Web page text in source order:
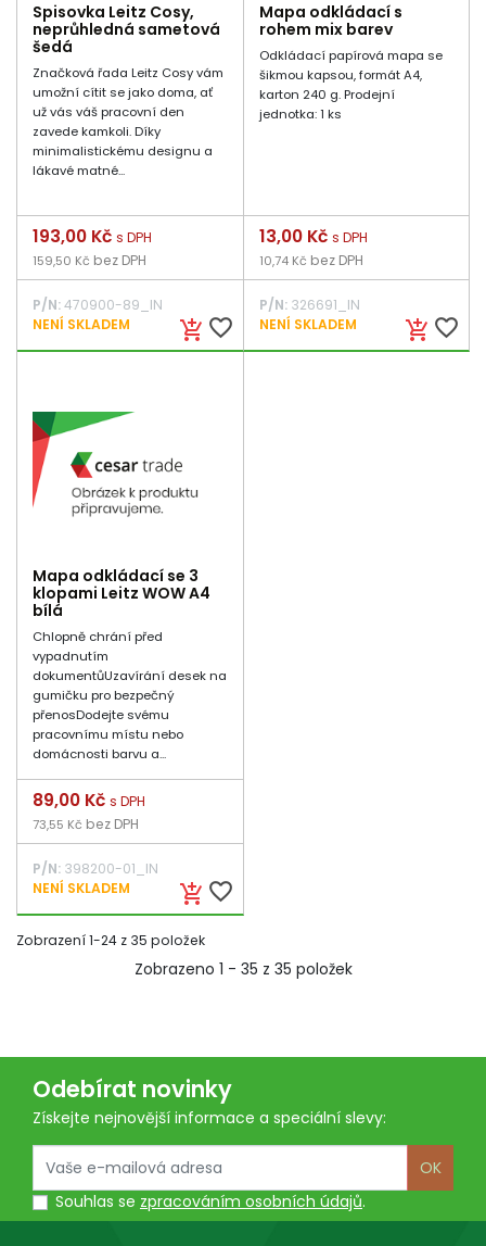
Spisovka Leitz Cosy,
neprůhledná sametová
šedá
Značková řada Leitz Cosy vám
umožní cítit se jako doma, ať
už vás váš pracovní den
zavede kamkoli. Díky
minimalistickému designu a
lákavé matné...
add_shopping_cart favorite_border
Cena
193,00 Kč s DPH
159,50 Kč bez DPH
P/N:470900-89_IN
NENÍ SKLADEM
Mapa odkládací s
rohem mix barev
Odkládací papírová mapa se
šikmou kapsou, formát A4,
karton 240 g. Prodejní
jednotka: 1 ks
add_shopping_cart favorite_border
Cena
13,00 Kč s DPH
10,74 Kč bez DPH
P/N:326691_IN
NENÍ SKLADEM
Mapa odkládací se 3
klopami Leitz WOW A4
bílá
Chlopně chrání před
vypadnutím
dokumentůUzavírání desek na
gumičku pro bezpečný
přenosDodejte svému
pracovnímu místu nebo
domácnosti barvu a...
add_shopping_cart favorite_border
Cena
89,00 Kč s DPH
73,55 Kč bez DPH
P/N: 398200-01_IN
NENÍ SKLADEM
Zobrazení 1-24 z 35 položek
Zobrazeno 1 - 35 z 35 položek
Odebírat novinky
Získejte nejnovější informace a speciální slevy:
OK
Souhlas se zpracováním osobních údajů.